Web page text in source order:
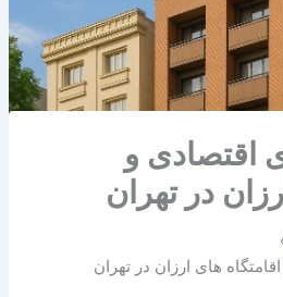
اقتصادی و
در تهران
های ارزان در تهران